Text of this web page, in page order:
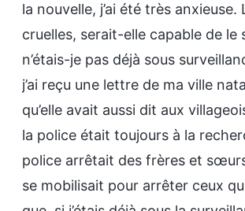
la nouvelle, j’ai été très
cruelles, serait-elle capable de le
n’étais-je pas déjà sous
j’ai reçu une lettre de ma ville
qu’elle avait aussi dit aux
la police était toujours à la
police arrêtait des frères et
se mobilisait pour arrêter ceux